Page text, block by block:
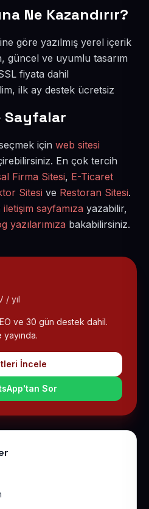
Ne Kazandırır?
göre yazılmış yerel içerik
güncel ve uyumlu tasarım
fiyata dahil
ilk ay destek ücretsiz
Sayfalar
için web sitesi
En çok tercih
Firma Sitesi, E-Ticaret
Sitesi ve Restoran Sitesi.
iletişim sayfamıza yazabilir,
yazılarımıza bakabilirsiniz.
/ yıl
ve 30 gün destek dahil.
İncele
Sor